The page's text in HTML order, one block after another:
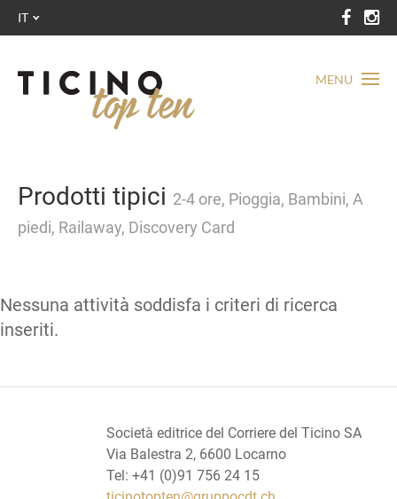
MENU
IT
Prodotti tipici 2-4 ore, Pioggia, Bambini, A
piedi, Railaway, Discovery Card
Nessuna attività soddisfa i criteri di ricerca
inseriti.
Società editrice del Corriere del Ticino SA
Via Balestra 2, 6600 Locarno
Tel: +41 (0)91 756 24 15